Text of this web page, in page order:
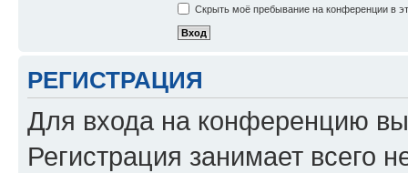
Скрыть моё пребывание на конференции в
РЕГИСТРАЦИЯ
Для входа на конференцию
Регистрация занимает всего